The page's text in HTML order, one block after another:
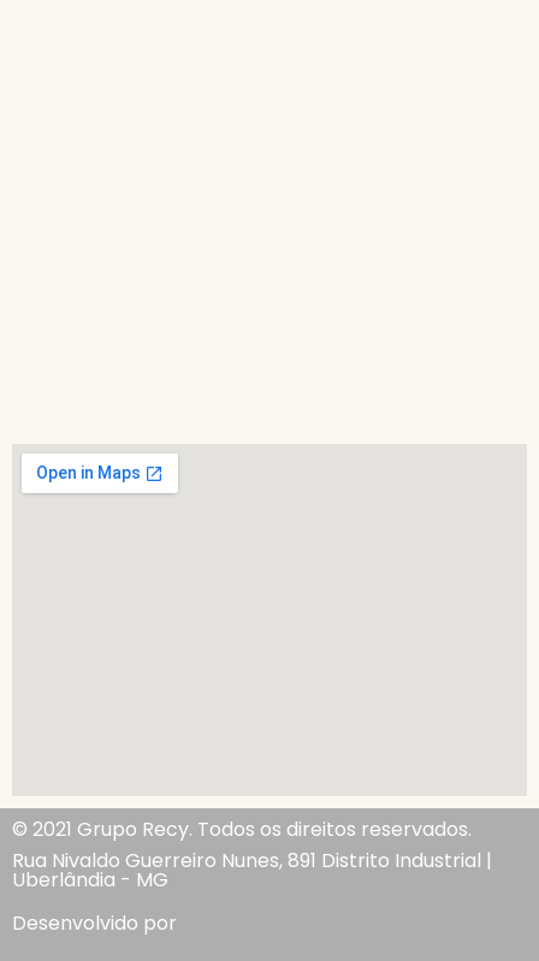
© 2021 Grupo Recy. Todos os direitos reservados.
Rua Nivaldo Guerreiro Nunes, 891 Distrito Industrial |
Uberlândia - MG
Desenvolvido por